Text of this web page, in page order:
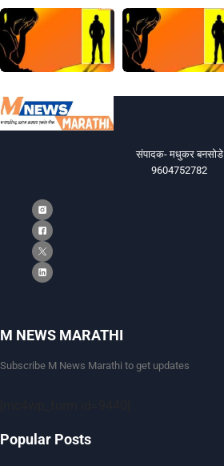
संपादक- मधुकर बनसोडे
9604752782
M NEWS MARATHI
Subscribe M News Marathi to get updates
Popular Posts